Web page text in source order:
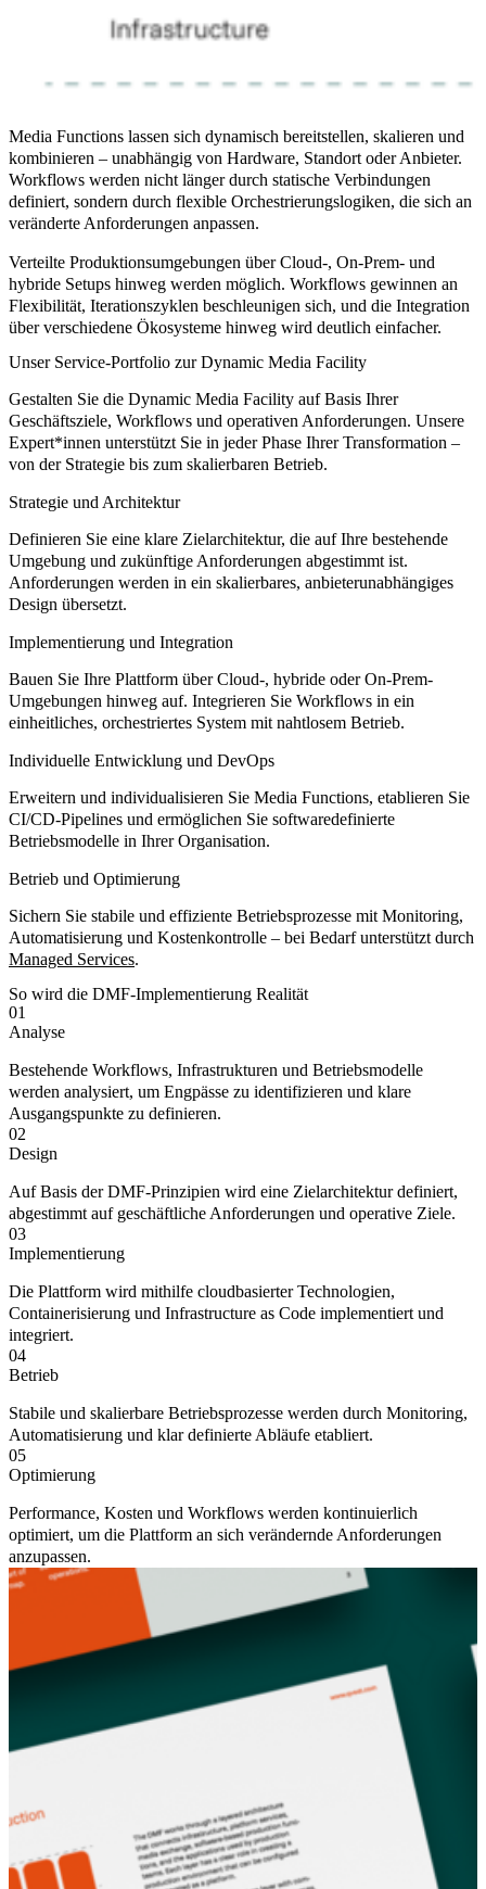
Media Functions lassen sich dynamisch bereitstellen, skalieren und
kombinieren – unabhängig von Hardware, Standort oder Anbieter.
Workflows werden nicht länger durch statische Verbindungen
definiert, sondern durch flexible Orchestrierungslogiken, die sich an
veränderte Anforderungen anpassen.
Verteilte Produktionsumgebungen über Cloud-, On-Prem- und
hybride Setups hinweg werden möglich. Workflows gewinnen an
Flexibilität, Iterationszyklen beschleunigen sich, und die Integration
über verschiedene Ökosysteme hinweg wird deutlich einfacher.
Unser Service-Portfolio zur Dynamic Media Facility
Gestalten Sie die Dynamic Media Facility auf Basis Ihrer
Geschäftsziele, Workflows und operativen Anforderungen. Unsere
Expert*innen unterstützt Sie in jeder Phase Ihrer Transformation –
von der Strategie bis zum skalierbaren Betrieb.
Strategie und Architektur
Definieren Sie eine klare Zielarchitektur, die auf Ihre bestehende
Umgebung und zukünftige Anforderungen abgestimmt ist.
Anforderungen werden in ein skalierbares, anbieterunabhängiges
Design übersetzt.
Implementierung und Integration
Bauen Sie Ihre Plattform über Cloud-, hybride oder On-Prem-
Umgebungen hinweg auf. Integrieren Sie Workflows in ein
einheitliches, orchestriertes System mit nahtlosem Betrieb.
Individuelle Entwicklung und DevOps
Erweitern und individualisieren Sie Media Functions, etablieren Sie
CI/CD-Pipelines und ermöglichen Sie softwaredefinierte
Betriebsmodelle in Ihrer Organisation.
Betrieb und Optimierung
Sichern Sie stabile und effiziente Betriebsprozesse mit Monitoring,
Automatisierung und Kostenkontrolle – bei Bedarf unterstützt durch
Managed Services.
So wird die DMF-Implementierung Realität
01
Analyse
Bestehende Workflows, Infrastrukturen und Betriebsmodelle
werden analysiert, um Engpässe zu identifizieren und klare
Ausgangspunkte zu definieren.
02
Design
Auf Basis der DMF-Prinzipien wird eine Zielarchitektur definiert,
abgestimmt auf geschäftliche Anforderungen und operative Ziele.
03
Implementierung
Die Plattform wird mithilfe cloudbasierter Technologien,
Containerisierung und Infrastructure as Code implementiert und
integriert.
04
Betrieb
Stabile und skalierbare Betriebsprozesse werden durch Monitoring,
Automatisierung und klar definierte Abläufe etabliert.
05
Optimierung
Performance, Kosten und Workflows werden kontinuierlich
optimiert, um die Plattform an sich verändernde Anforderungen
anzupassen.